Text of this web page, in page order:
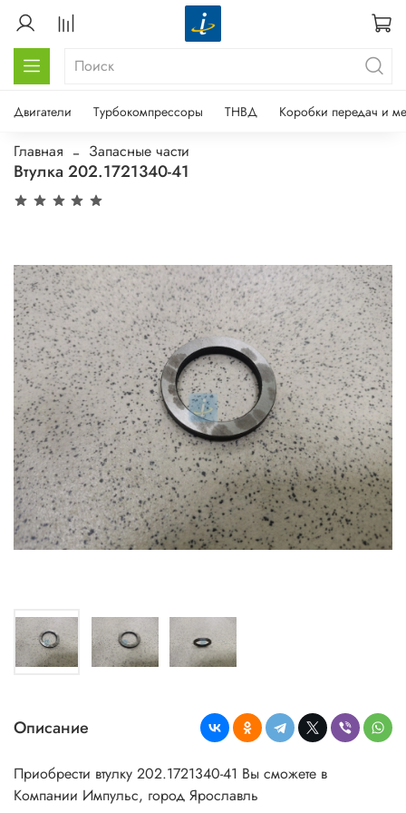
Двигатели Турбокомпрессоры ТНВД Коробки передач и
Главная Запасные части
Втулка 202.1721340-41
Описание
Приобрести втулку 202.1721340-41 Вы сможете в
Компании Импульс, город Ярославль